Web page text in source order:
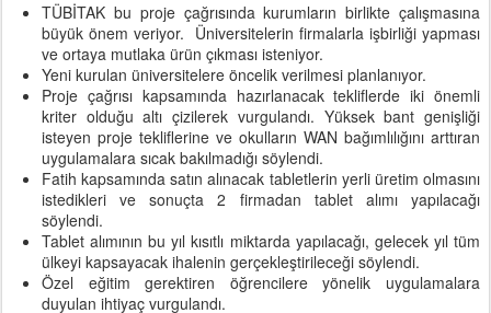
TÜBİTAK bu proje çağrısında kurumların birlikte çalışmasına
büyük önem veriyor. Üniversitelerin firmalarla işbirliği yapması
ve ortaya mutlaka ürün çıkması isteniyor.
Yeni kurulan üniversitelere öncelik verilmesi planlanıyor.
Proje çağrısı kapsamında hazırlanacak tekliflerde iki önemli
kriter olduğu altı çizilerek vurgulandı. Yüksek bant genişliği
isteyen proje tekliflerine ve okulların WAN bağımlılığını arttıran
uygulamalara sıcak bakılmadığı söylendi.
Fatih kapsamında satın alınacak tabletlerin yerli üretim olmasını
istedikleri ve sonuçta 2 firmadan tablet alımı yapılacağı
söylendi.
Tablet alımının bu yıl kısıtlı miktarda yapılacağı, gelecek yıl tüm
ülkeyi kapsayacak ihalenin gerçekleştirileceği söylendi.
Özel eğitim gerektiren öğrencilere yönelik uygulamalara
duyulan ihtiyaç vurgulandı.